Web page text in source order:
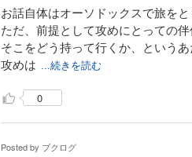
お話自体はオーソドックスで旅を
ただ、前提として攻めにとっての
そこをどう持って行くか、という
攻めは
...続きを読む
0
Posted by ブクログ